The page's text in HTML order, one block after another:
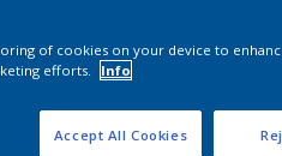
of cookies on your device to
efforts.
Info
Accept All Cookies